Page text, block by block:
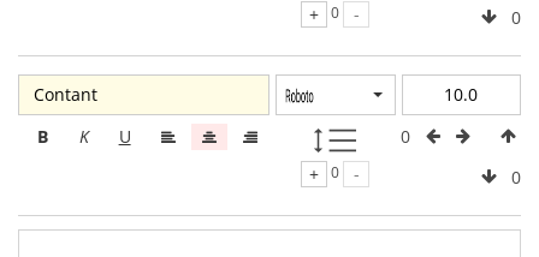
+
0 -
0
B K
U
+
0 -
0
0